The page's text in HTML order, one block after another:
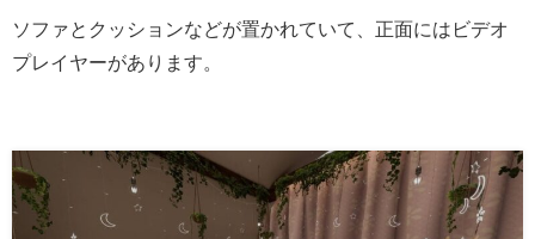
ソファとクッションなどが置かれていて、正面にはビデオ
プレイヤーがあります。